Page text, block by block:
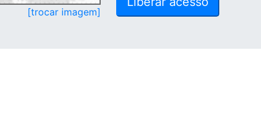
[trocar imagem]